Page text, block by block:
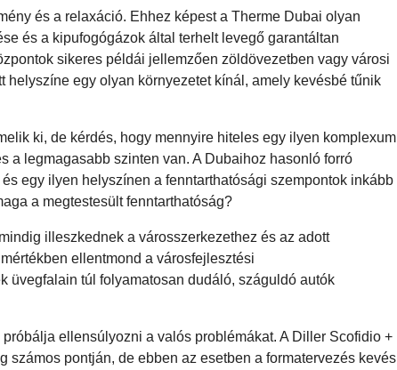
és a relaxáció. Ehhez képest a Therme Dubai olyan
és a kipufogógázok által terhelt levegő garantáltan
sikeres példái jellemzően zöldövezetben vagy városi
egy olyan környezetet kínál, amely kevésbé tűnik
ki, de kérdés, hogy mennyire hiteles egy ilyen komplexum
a legmagasabb szinten van. A Dubaihoz hasonló forró
egy ilyen helyszínen a fenntarthatósági szempontok inkább
a megtestesült fenntarthatóság?
illeszkednek a városszerkezethez és az adott
ellentmond a városfejlesztési
üvegfalain túl folyamatosan dudáló, száguldó autók
ellensúlyozni a valós problémákat. A Diller Scofidio +
számos pontján, de ebben az esetben a formatervezés kevés